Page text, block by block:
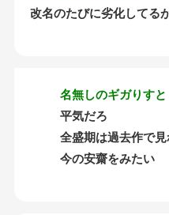
改名のたびに劣化してる
名無しのギガりすと
平気だろ
全盛期は過去作で見
今の安齋をみたい